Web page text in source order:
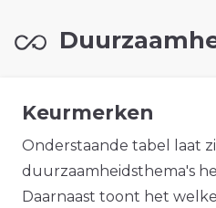
Keurmerken
Onderstaande tabel laat
duurzaamheidsthema's
Daarnaast toont het welke